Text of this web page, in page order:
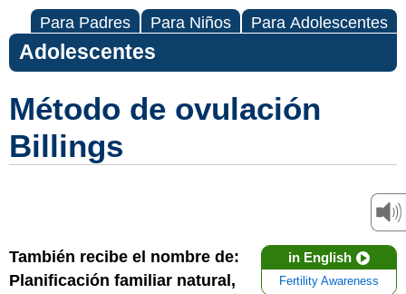
Para Padres Para Niños Para Adolescentes
Adolescentes
Método de ovulación
Billings
in English
Fertility Awareness
También recibe el nombre de:
Planificación familiar natural,